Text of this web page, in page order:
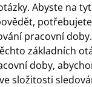
Abyste na
pracovní
základních
doby,
složitosti